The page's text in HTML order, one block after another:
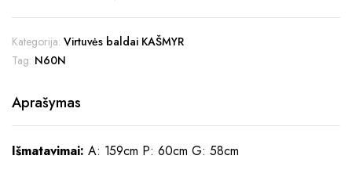
Kategorija: Virtuvės baldai KAŠMYR
Tag: N60N
Aprašymas
Išmatavimai: A: 159cm P: 60cm G: 58cm